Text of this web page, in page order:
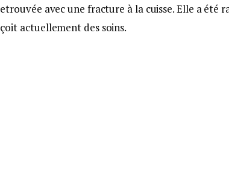
avec une fracture à la cuisse. Elle a été
actuellement des soins.